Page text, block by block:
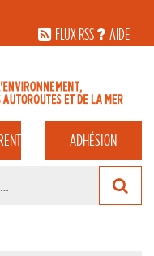
FLUX RSS
AIDE
ADHÉSION